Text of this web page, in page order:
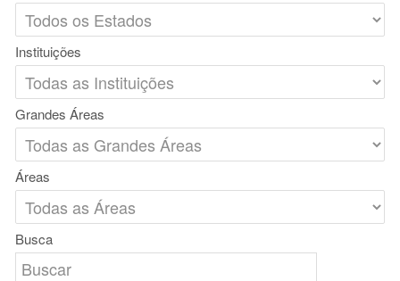
Instituições
Grandes Áreas
Áreas
Busca